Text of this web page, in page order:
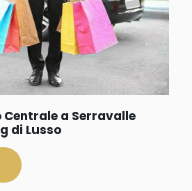
a Serravalle
di Lusso